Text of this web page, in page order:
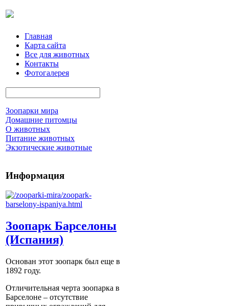
Главная
Карта сайта
Все для животных
Контакты
Фотогалерея
Зоопарки мира
Домашние питомцы
О животных
Питание животных
Экзотические животные
Информация
Зоопарк Барселоны
(Испания)
Основан этот зоопарк был еще в
1892 году.
Отличительная черта зоопарка в
Барселоне – отсутствие